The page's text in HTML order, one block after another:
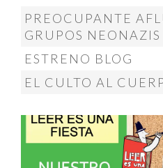
PREOCUPANTE
GRUPOS NEONAZIS
ESTRENO BLOG
EL CULTO AL